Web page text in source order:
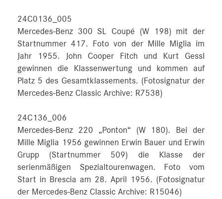
24C0136_005
Mercedes-Benz 300 SL Coupé (W 198) mit der
Startnummer 417. Foto von der Mille Miglia im
Jahr 1955. John Cooper Fitch und Kurt Gessl
gewinnen die Klassenwertung und kommen auf
Platz 5 des Gesamtklassements. (Fotosignatur der
Mercedes-Benz Classic Archive: R7538)
24C136_006
Mercedes-Benz 220 „Ponton“ (W 180). Bei der
Mille Miglia 1956 gewinnen Erwin Bauer und Erwin
Grupp (Startnummer 509) die Klasse der
serienmäßigen Spezialtourenwagen. Foto vom
Start in Brescia am 28. April 1956. (Fotosignatur
der Mercedes-Benz Classic Archive: R15046)